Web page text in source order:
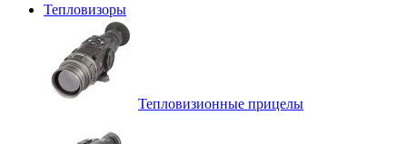
Тепловизоры
Тепловизионные прицелы